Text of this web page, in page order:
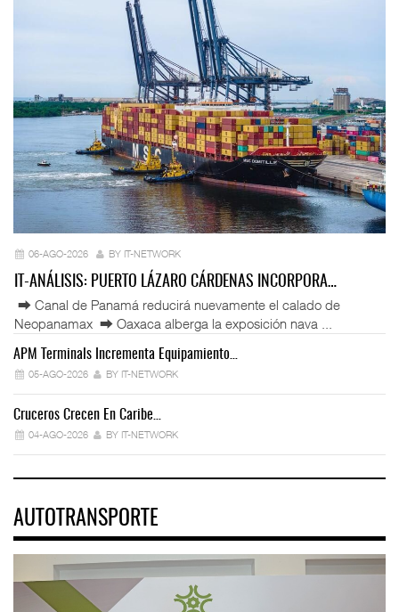
06-AGO-2026 BY IT-NETWORK
IT-ANÁLISIS: PUERTO LÁZARO CÁRDENAS INCORPORA…
⮕ Canal de Panamá reducirá nuevamente el calado de
Neopanamax ⮕ Oaxaca alberga la exposición nava ...
APM Terminals Incrementa Equipamiento…
05-AGO-2026 BY IT-NETWORK
Cruceros Crecen En Caribe…
04-AGO-2026 BY IT-NETWORK
AUTOTRANSPORTE